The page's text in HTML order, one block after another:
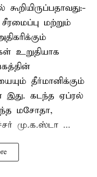
மற்றும்
உறுதியாக
தீர்மானிக்கும்
இது. கடந்த ஏப்ரல்
மசோதா,
மு.க.ஸ்டா ...